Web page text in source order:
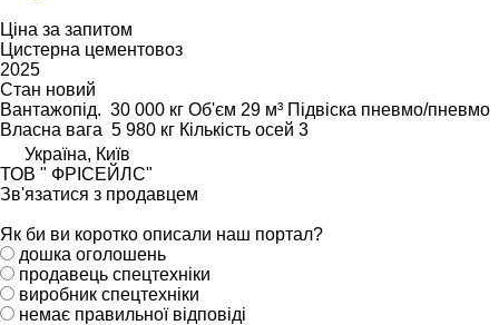
Ціна за запитом
Цистерна цементовоз
2025
Стан новий
Вантажопід. 30 000 кг Об'єм 29 м³ Підвіска пневмо/пневмо
Власна вага 5 980 кг Кількість осей 3
Україна, Київ
ТОВ " ФРІСЕЙЛС"
Зв'язатися з продавцем
Як би ви коротко описали наш портал?
дошка оголошень
продавець спецтехніки
виробник спецтехніки
немає правильної відповіді